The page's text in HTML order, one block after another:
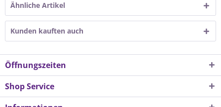
Ähnliche Artikel
Kunden kauften auch
Öffnungszeiten
Shop Service